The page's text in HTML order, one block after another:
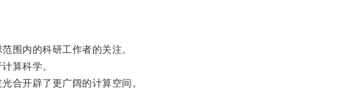
围内的科研工作者的关注。
算科学。
合开辟了更广阔的计算空间。